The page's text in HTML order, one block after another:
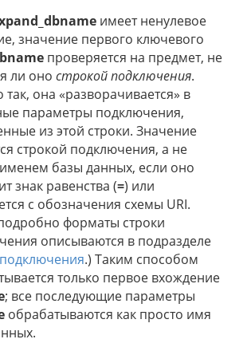
имеет ненулевое
значение первого ключевого
проверяется на предмет, не
ли оно строкой подключения.
так, она «разворачивается» в
параметры подключения,
из этой строки. Значение
строкой подключения, а не
базы данных, если оно
знак равенства (=) или
с обозначения схемы URI.
форматы строки
описываются в подразделе
.) Таким способом
только первое вхождение
; все последующие параметры
обрабатываются как просто имя